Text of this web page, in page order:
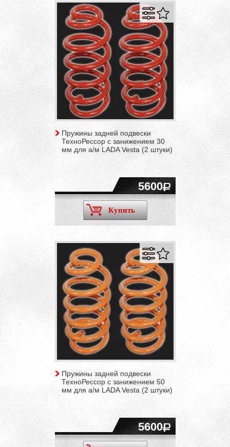
Пружины задней подвески
ТехноРессор с занижением 30
мм для а/м LADA Vesta (2 штуки)
5600
Купить
Пружины задней подвески
ТехноРессор с занижением 50
мм для а/м LADA Vesta (2 штуки)
5600